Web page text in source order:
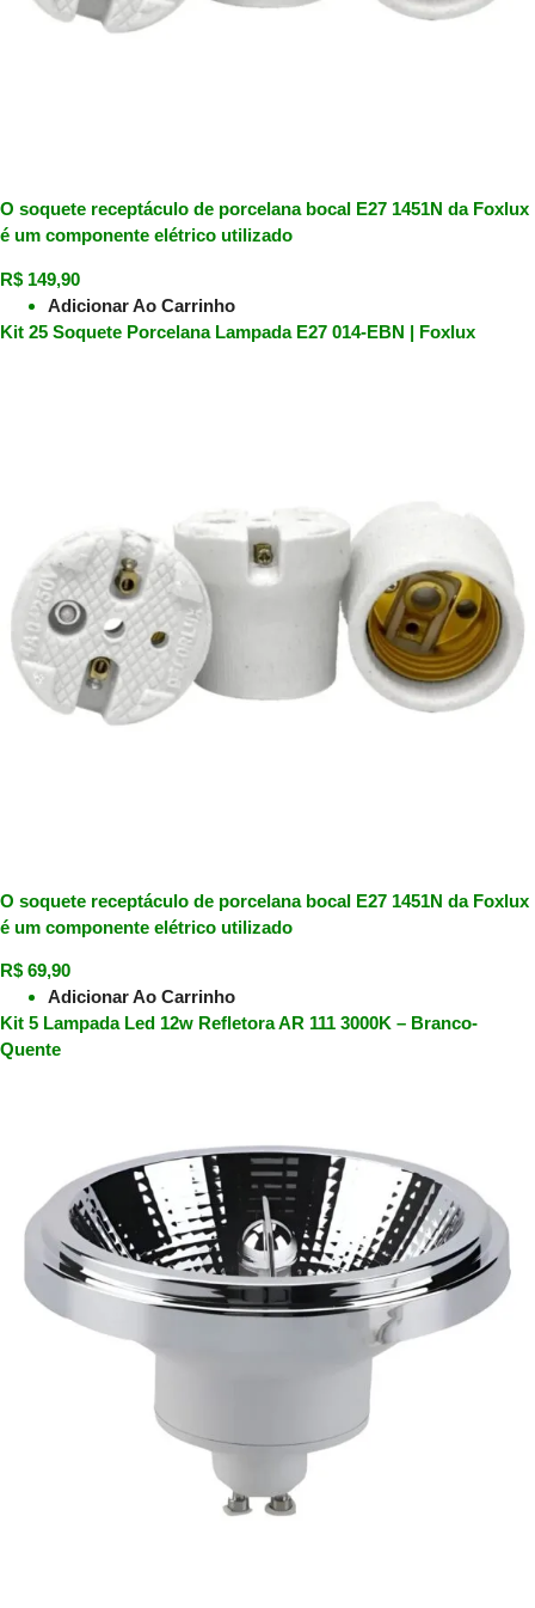
O soquete receptáculo de porcelana bocal E27 1451N da Foxlux
é um componente elétrico utilizado
R$ 149,90
Adicionar Ao Carrinho
Kit 25 Soquete Porcelana Lampada E27 014-EBN | Foxlux
O soquete receptáculo de porcelana bocal E27 1451N da Foxlux
é um componente elétrico utilizado
R$ 69,90
Adicionar Ao Carrinho
Kit 5 Lampada Led 12w Refletora AR 111 3000K – Branco-
Quente